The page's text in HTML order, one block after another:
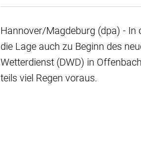
Hannover/Magdeburg (dpa) - In
die Lage auch zu Beginn des
Wetterdienst (DWD) in
teils viel Regen voraus.